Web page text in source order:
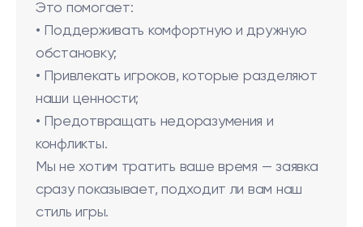
Это помогает:
• Поддерживать комфортную и дружную
обстановку;
• Привлекать игроков, которые разделяют
наши ценности;
• Предотвращать недоразумения и
конфликты.
Мы не хотим тратить ваше время — заявка
сразу показывает, подходит ли вам наш
стиль игры.